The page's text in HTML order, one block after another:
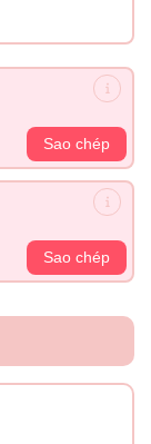
Sao chép
Sao chép